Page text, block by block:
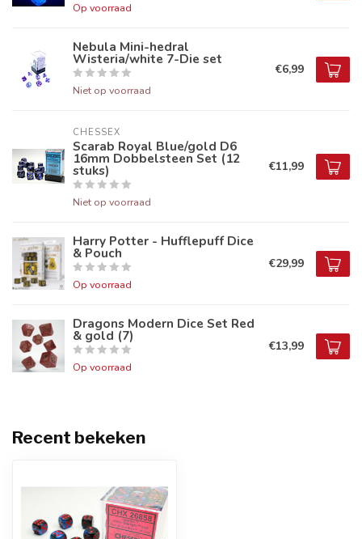
Op voorraad
Nebula Mini-hedral
Wisteria/white 7-Die set
Niet op voorraad
€6,99
CHESSEX
Scarab Royal Blue/gold D6
16mm Dobbelsteen Set (12
stuks)
Niet op voorraad
€11,99
Harry Potter - Hufflepuff Dice
& Pouch
Op voorraad
€29,99
Dragons Modern Dice Set Red
& gold (7)
Op voorraad
€13,99
Recent bekeken